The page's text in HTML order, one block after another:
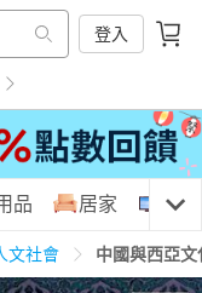
登入
品 居家 3C
文社會 中國與西亞